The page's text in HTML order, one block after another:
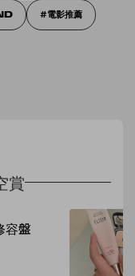
電影推薦
賞
容盤